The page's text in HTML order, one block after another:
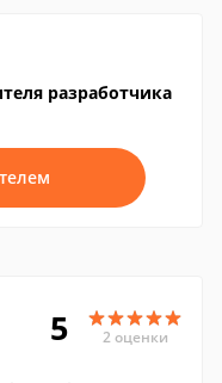
разработчика
5 2 оценки